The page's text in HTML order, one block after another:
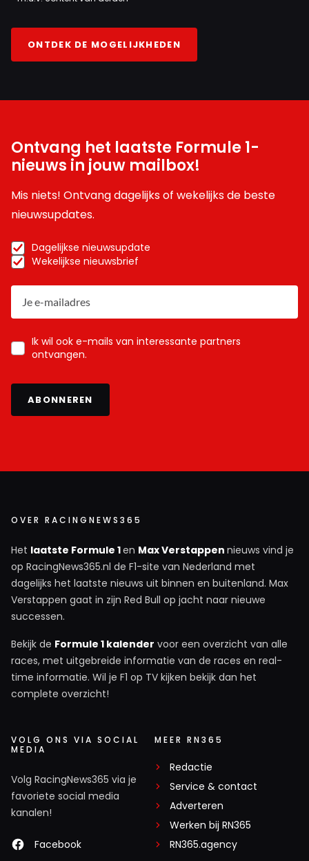
ONTDEK DE MOGELIJKHEDEN
Ontvang het laatste Formule 1-
nieuws in jouw mailbox!
Mis niets! Ontvang dagelijks of wekelijks de beste
nieuwsupdates.
Dagelijkse nieuwsupdate
Wekelijkse nieuwsbrief
Ik wil ook e-mails van interessante partners
ontvangen.
ABONNEREN
OVER RACINGNEWS365
Het laatste Formule 1en Max Verstappen nieuws vind je
op RacingNews365.nl de F1-site van Nederland met
dagelijks het laatste nieuws uit binnen en buitenland. Max
Verstappen gaat in zijn Red Bull op jacht naar nieuwe
successen.
Bekijk de Formule 1 kalender voor een overzicht van alle
races, met uitgebreide informatie van de races en real-
time informatie. Wil je F1 op TV kijken bekijk dan het
complete overzicht!
VOLG ONS VIA SOCIAL
MEDIA
Volg RacingNews365 via je
favoriete social media
kanalen!
Facebook
MEER RN365
Redactie
Service & contact
Adverteren
Werken bij RN365
RN365.agency